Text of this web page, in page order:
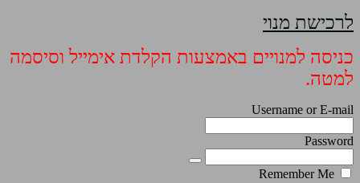
לרכישת מנוי
כניסה למנויים באמצעות הקלדת אימייל וסיסמה
למטה.
Username or E-mail
Password